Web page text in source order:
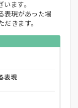
ます。
表現があった場
きます。